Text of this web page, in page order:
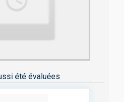
été évaluées